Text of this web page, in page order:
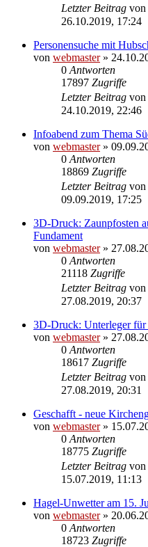
Letzter Beitrag von
26.10.2019, 17:24
Personensuche mit
von webmaster»
0 Antworten
17897 Zugriffe
Letzter Beitrag von
24.10.2019, 22:46
Infoabend zum Thema
von webmaster»
0 Antworten
18869 Zugriffe
Letzter Beitrag von
09.09.2019, 17:25
3D-Druck: Zaunpfosten
Fundament
von webmaster»
0 Antworten
21118 Zugriffe
Letzter Beitrag von
27.08.2019, 20:37
3D-Druck: Unterleger für
von webmaster»
0 Antworten
18617 Zugriffe
Letzter Beitrag von
27.08.2019, 20:31
Geschafft - neue
von webmaster»
0 Antworten
18775 Zugriffe
Letzter Beitrag von
15.07.2019, 11:13
Hagel-Unwetter am 15.
von webmaster»
0 Antworten
18723 Zugriffe